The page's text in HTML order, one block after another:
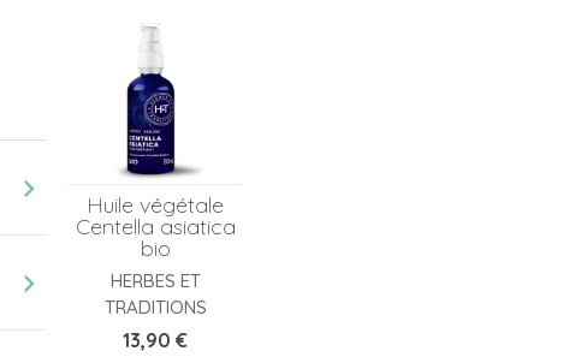
chevron_right
chevron_right
Huile végétale
Centella asiatica
bio
HERBES ET
TRADITIONS
Prix
13,90 €